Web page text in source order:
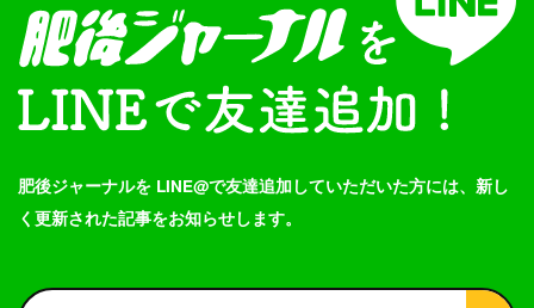
肥後ジャーナルを LINE@で友達追加していただいた方には、新し
く更新された記事をお知らせします。